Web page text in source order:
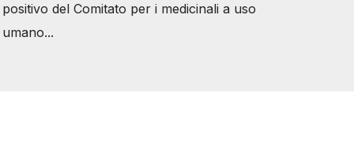
positivo del Comitato per i medicinali a uso
umano...